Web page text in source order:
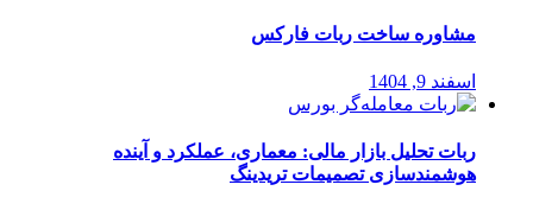
مشاوره ساخت ربات فارکس
اسفند 9, 1404
ربات تحلیل بازار مالی: معماری، عملکرد و آینده
هوشمندسازی تصمیمات تریدینگ